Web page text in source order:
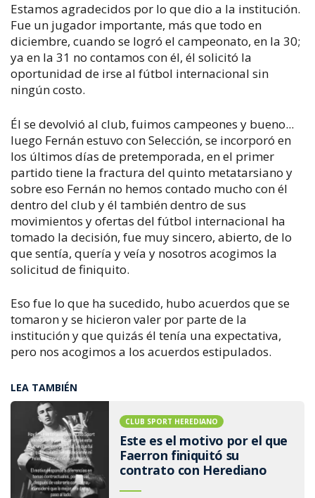
Estamos agradecidos por lo que dio a la institución.
Fue un jugador importante, más que todo en
diciembre, cuando se logró el campeonato, en la 30;
ya en la 31 no contamos con él, él solicitó la
oportunidad de irse al fútbol internacional sin
ningún costo.
Él se devolvió al club, fuimos campeones y bueno...
luego Fernán estuvo con Selección, se incorporó en
los últimos días de pretemporada, en el primer
partido tiene la fractura del quinto metatarsiano y
sobre eso Fernán no hemos contado mucho con él
dentro del club y él también dentro de sus
movimientos y ofertas del fútbol internacional ha
tomado la decisión, fue muy sincero, abierto, de lo
que sentía, quería y veía y nosotros acogimos la
solicitud de finiquito.
Eso fue lo que ha sucedido, hubo acuerdos que se
tomaron y se hicieron valer por parte de la
institución y que quizás él tenía una expectativa,
pero nos acogimos a los acuerdos estipulados.
LEA TAMBIÉN
CLUB SPORT HEREDIANO
Este es el motivo por el que
Faerron finiquitó su
contrato con Herediano